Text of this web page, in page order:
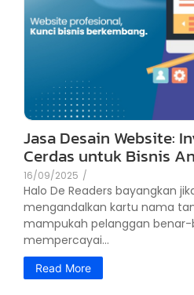
Jasa Desain Website:
Cerdas untuk Bisnis
16/09/2025 /
Halo De Readers bayangkan
mengandalkan kartu nama
mampukah pelanggan
mempercayai...
Read More